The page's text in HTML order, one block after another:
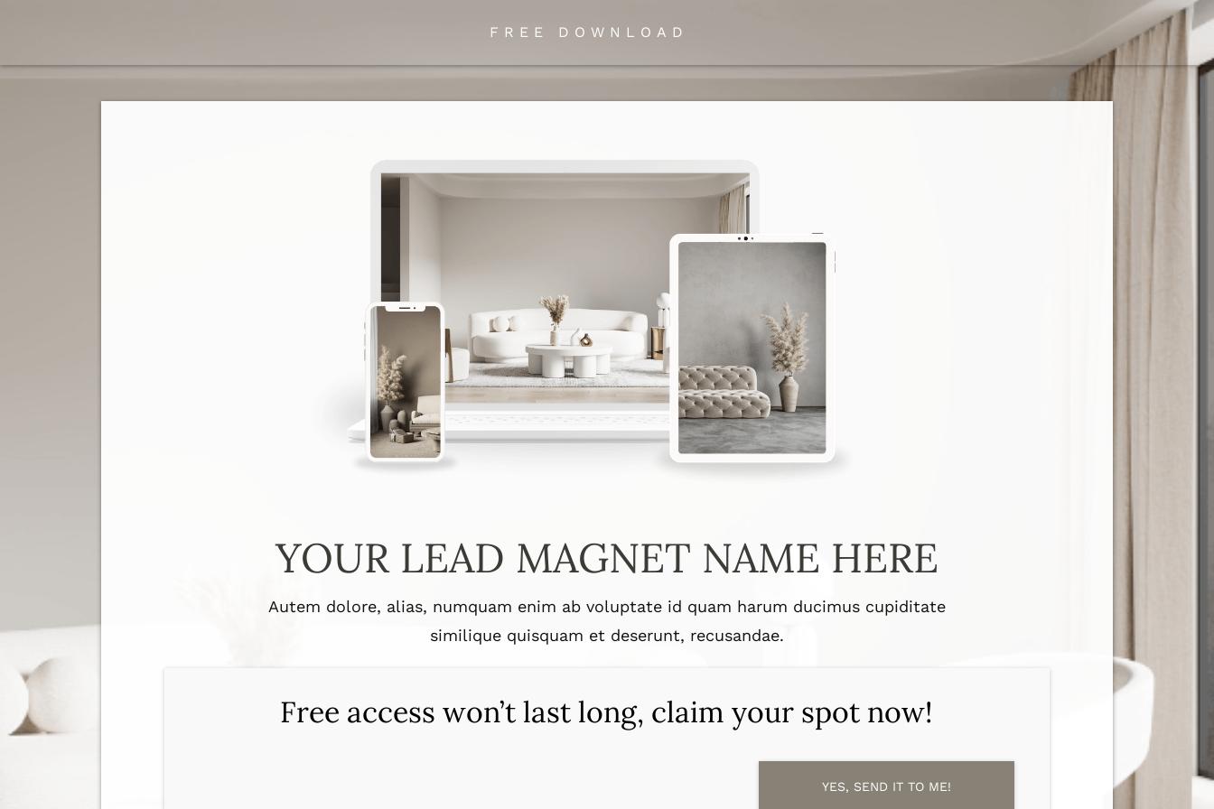
FREE DOWNLOAD
YOUR LEAD MAGNET NAME HERE
Autem dolore, alias, numquam enim ab voluptate id quam harum ducimus cupiditate
similique quisquam et deserunt, recusandae.
Free access won’t last long, claim your spot now!
YES, SEND IT TO ME!